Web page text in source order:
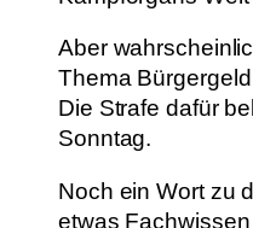
Aber
Thema
Die Strafe dafür
Sonntag.
Noch ein Wort zu
etwas